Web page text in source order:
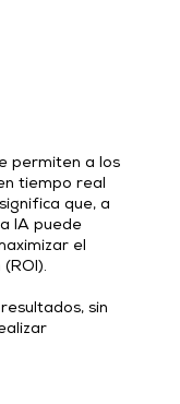
permiten a los
tiempo real
que, a
IA puede
el
sin